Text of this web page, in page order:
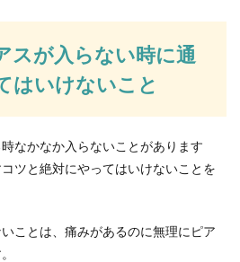
良犬を保護するための方法とは？そ
のことも教えます
を保護する場合、どんな方法があるのでしょ
？...
スが入らない時に通
はいけないこと
なかなか入らないことがあります
ツと絶対にやってはいけないことを
ことは、痛みがあるのに無理にピア